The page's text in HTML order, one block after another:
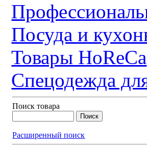
Посуда и
Товары HoReCa
Спецодежда
Поиск товара
Расширенный поиск